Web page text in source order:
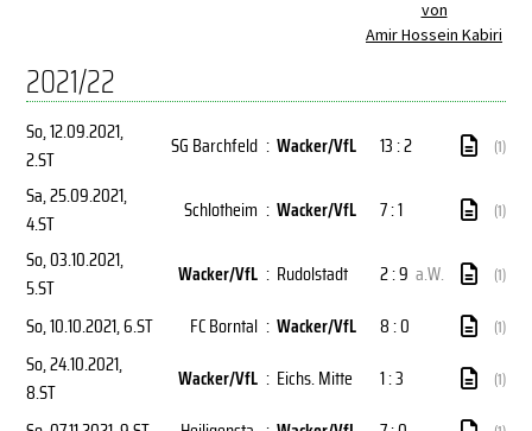
von
Amir Hossein Kabiri
2021/22
So, 12.09.2021,
2.ST
SG Barchfeld : Wacker/VfL 13 : 2 (1)
Sa, 25.09.2021,
4.ST
Schlotheim : Wacker/VfL 7 : 1 (1)
So, 03.10.2021,
5.ST
Wacker/VfL : Rudolstadt 2 : 9 a.W. (1)
So, 10.10.2021, 6.ST FC Borntal : Wacker/VfL 8 : 0 (1)
So, 24.10.2021,
8.ST
Wacker/VfL : Eichs. Mitte 1 : 3 (1)